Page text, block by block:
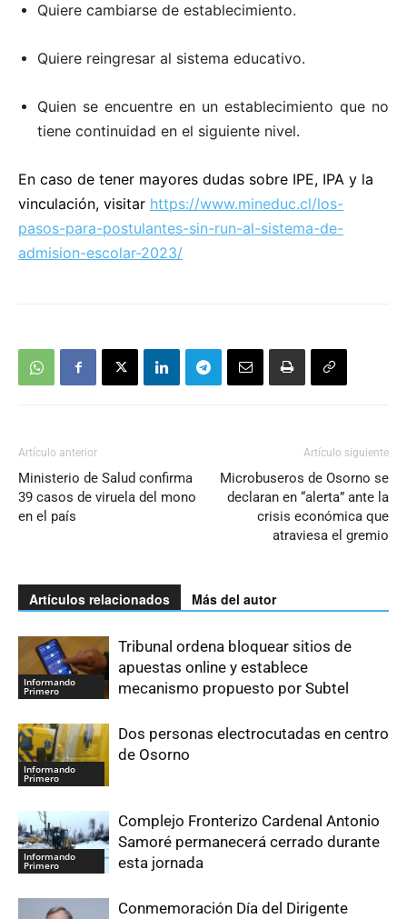
Quiere cambiarse de establecimiento.
Quiere reingresar al sistema educativo.
Quien se encuentre en un establecimiento que no
tiene continuidad en el siguiente nivel.
En caso de tener mayores dudas sobre IPE, IPA y la
vinculación, visitar https://www.mineduc.cl/los-
pasos-para-postulantes-sin-run-al-sistema-de-
admision-escolar-2023/
Artículo anterior
Ministerio de Salud confirma
39 casos de viruela del mono
en el país
Artículo siguiente
Microbuseros de Osorno se
declaran en “alerta” ante la
crisis económica que
atraviesa el gremio
Artículos relacionados Más del autor
Informando
Primero
Tribunal ordena bloquear sitios de
apuestas online y establece
mecanismo propuesto por Subtel
Informando
Primero
Dos personas electrocutadas en centro
de Osorno
Informando
Primero
Complejo Fronterizo Cardenal Antonio
Samoré permanecerá cerrado durante
esta jornada
Conmemoración Día del Dirigente